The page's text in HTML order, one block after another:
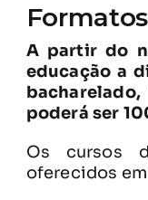
A partir do
educação a
poderá ser
Os cursos
oferecidos